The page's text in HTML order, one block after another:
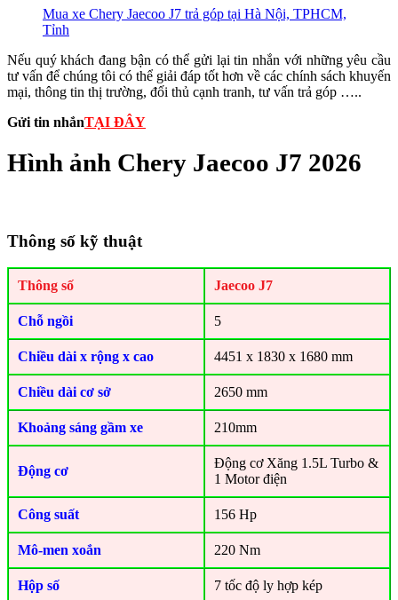
Mua xe Chery Jaecoo J7 trả góp tại Hà Nội, TPHCM,
Tỉnh
Nếu quý khách đang bận có thể gửi lại tin nhắn với những yêu cầu
tư vấn để chúng tôi có thể giải đáp tốt hơn về các chính sách khuyến
mại, thông tin thị trường, đối thủ cạnh tranh, tư vấn trả góp …..
Gửi tin nhắnTẠI ĐÂY
Hình ảnh Chery Jaecoo J7 2026
Thông số kỹ thuật
Thông số Jaecoo J7
Chỗ ngồi 5
Chiều dài x rộng x cao 4451 x 1830 x 1680 mm
Chiều dài cơ sở 2650 mm
Khoảng sáng gầm xe 210mm
Động cơ
Động cơ Xăng 1.5L Turbo &
1 Motor điện
Công suất 156 Hp
Mô-men xoắn 220 Nm
Hộp số 7 tốc độ ly hợp kép